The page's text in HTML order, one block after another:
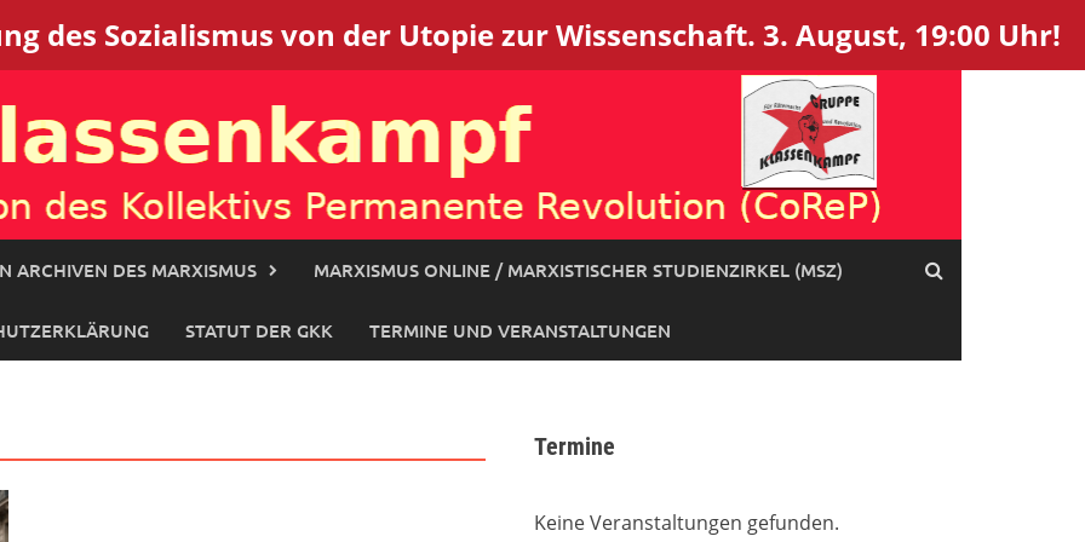
des Sozialismus von der Utopie zur Wissenschaft. 3. August, 19:00 Uhr!
ARCHIVEN DES MARXISMUS MARXISMUS ONLINE / MARXISTISCHER STUDIENZIRKEL (MSZ)
STATUT DER GKK TERMINE UND VERANSTALTUNGEN
Termine
Keine Veranstaltungen gefunden.